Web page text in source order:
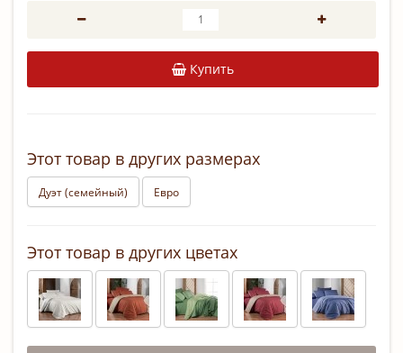
Купить
Этот товар в других размерах
Дуэт (семейный) Евро
Этот товар в других цветах